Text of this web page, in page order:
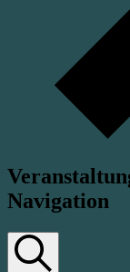
Navigation